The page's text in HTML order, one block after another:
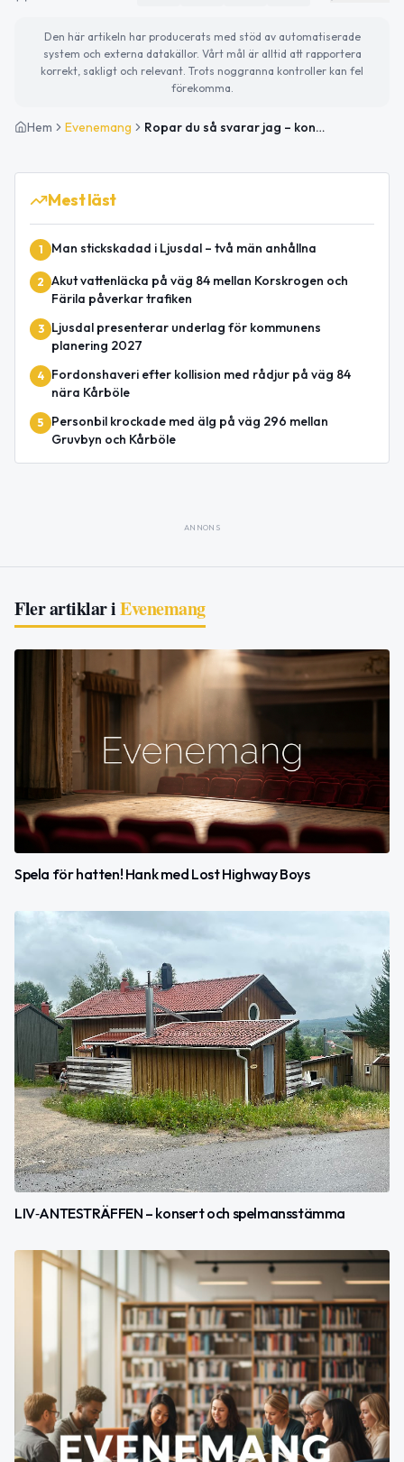
Den här artikeln har producerats med stöd av automatiserade
system och externa datakällor. Vårt mål är alltid att rapportera
korrekt, sakligt och relevant. Trots noggranna kontroller kan fel
förekomma.
Hem Evenemang Ropar du så svarar jag – konsert i fäbodmiljö
Mest läst
1 Man stickskadad i Ljusdal – två män anhållna
2 Akut vattenläcka på väg 84 mellan Korskrogen och
Färila påverkar trafiken
3
Ljusdal presenterar underlag för kommunens
planering 2027
4
Fordonshaveri efter kollision med rådjur på väg 84
nära Kårböle
5
Personbil krockade med älg på väg 296 mellan
Gruvbyn och Kårböle
ANNONS
Fler artiklar iEvenemang
Spela för hatten! Hank med Lost Highway Boys
LIV‑ANTESTRÄFFEN – konsert och spelmansstämma